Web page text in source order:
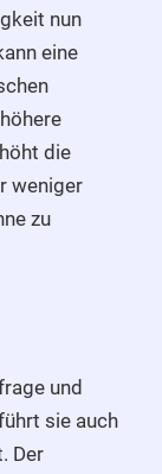
nun
eine
die
weniger
zu
und
sie auch
Der